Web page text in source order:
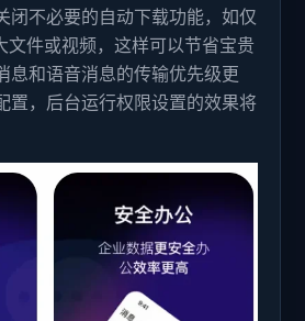
闭不必要的自动下载功能，如仅
文件或视频，这样可以节省宝贵
息和语音消息的传输优先级更
置，后台运行权限设置的效果将